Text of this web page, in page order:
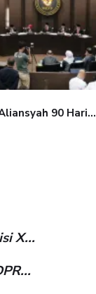
90 Hari...
X...